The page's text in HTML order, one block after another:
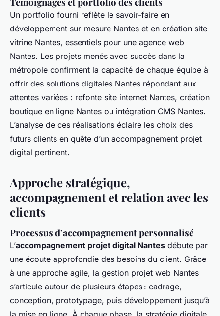
Un portfolio fourni reflète le savoir-faire en
développement sur-mesure Nantes et en création site
vitrine Nantes, essentiels pour une agence web
Nantes. Les projets menés avec succès dans la
métropole confirment la capacité de chaque équipe à
offrir des solutions digitales Nantes répondant aux
attentes variées : refonte site internet Nantes, création
boutique en ligne Nantes ou intégration CMS Nantes.
L’analyse de ces réalisations éclaire les choix des
futurs clients en quête d’un accompagnement projet
digital pertinent.
Approche stratégique,
accompagnement et relation avec les
clients
Processus d’accompagnement personnalisé
L’accompagnement projet digital Nantes débute par
une écoute approfondie des besoins du client. Grâce
à une approche agile, la gestion projet web Nantes
s’articule autour de plusieurs étapes : cadrage,
conception, prototypage, puis développement jusqu’à